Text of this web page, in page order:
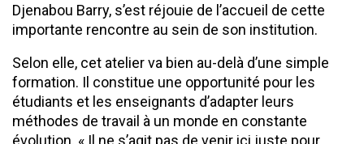
Djenabou Barry, s’est réjouie de l’accueil de cette
importante rencontre au sein de son institution.
Selon elle, cet atelier va bien au-delà d’une simple
formation. Il constitue une opportunité pour les
étudiants et les enseignants d’adapter leurs
méthodes de travail à un monde en constante
évolution. « Il ne s’agit pas de venir ici juste pour